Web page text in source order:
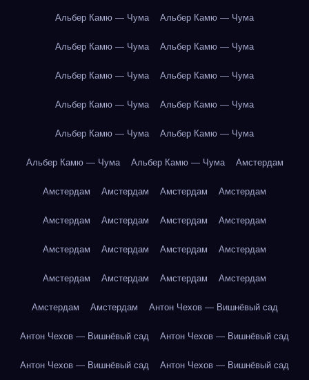
Альбер Камю — Чума Альбер Камю — Чума
Альбер Камю — Чума Альбер Камю — Чума
Альбер Камю — Чума Альбер Камю — Чума
Альбер Камю — Чума Альбер Камю — Чума
Альбер Камю — Чума Альбер Камю — Чума
Альбер Камю — Чума Альбер Камю — Чума Амстердам
Амстердам Амстердам Амстердам Амстердам
Амстердам Амстердам Амстердам Амстердам
Амстердам Амстердам Амстердам Амстердам
Амстердам Амстердам Амстердам Амстердам
Амстердам Амстердам Антон Чехов — Вишнёвый сад
Антон Чехов — Вишнёвый сад Антон Чехов — Вишнёвый сад
Антон Чехов — Вишнёвый сад Антон Чехов — Вишнёвый сад